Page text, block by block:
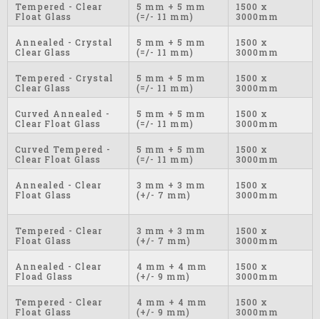
Tempered - Clear
Float Glass
5 mm + 5 mm
(=/- 11 mm)
1500 x
3000mm
Annealed - Crystal
Clear Glass
5 mm + 5 mm
(=/- 11 mm)
1500 x
3000mm
Tempered - Crystal
Clear Glass
5 mm + 5 mm
(=/- 11 mm)
1500 x
3000mm
Curved Annealed -
Clear Float Glass
5 mm + 5 mm
(=/- 11 mm)
1500 x
3000mm
Curved Tempered -
Clear Float Glass
5 mm + 5 mm
(=/- 11 mm)
1500 x
3000mm
Annealed - Clear
Float Glass
3 mm + 3 mm
(+/- 7 mm)
1500 x
3000mm
Tempered - Clear
Float Glass
3 mm + 3 mm
(+/- 7 mm)
1500 x
3000mm
Annealed - Clear
Fload Glass
4 mm + 4 mm
(+/- 9 mm)
1500 x
3000mm
Tempered - Clear
Float Glass
4 mm + 4 mm
(+/- 9 mm)
1500 x
3000mm